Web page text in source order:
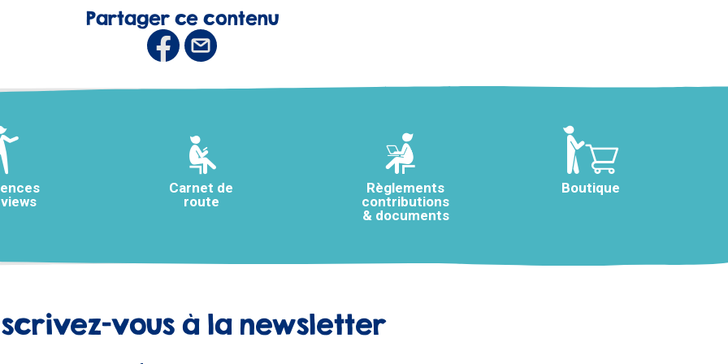
Partager ce contenu
Carnet de
route
Règlements
contributions
& documents
Boutique
vous à la newsletter